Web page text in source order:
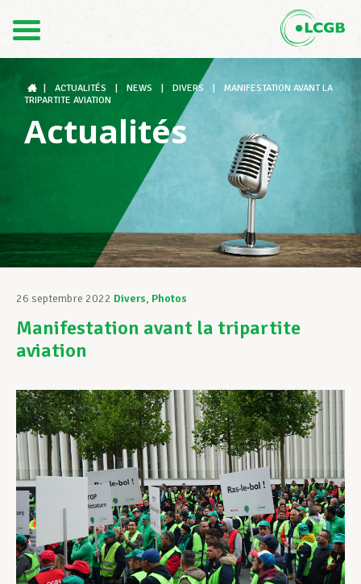
DE
Le LCGB
Structures syndicales
Assistance au Travail
Vos droits
Assistance en vie privée
Développement professionnel
Devenir Membre
ACTUALITÉS NEWS DIVERS
MANIFESTATION AVANT LA
TRIPARTITE AVIATION
Actualités
26 septembre 2022 Divers, Photos
Manifestation avant la tripartite
aviation